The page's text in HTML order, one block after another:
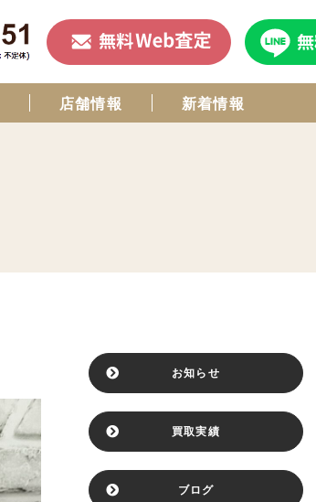
店舗情報 新着情報
お知らせ
買取実績
ブログ